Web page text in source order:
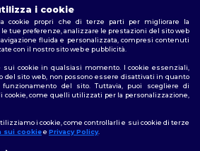
i diritti riservati
di personalizzazione|Informativa sulla
|Site Map
i cookie
cookie propri che di terze parti per migliorare la
tue preferenze, analizzare le prestazioni del sito web
fluida e personalizzata, compresi contenuti
con il nostro sito web e pubblicità.
cookie in qualsiasi momento. I cookie essenziali,
sito web, non possono essere disattivati in quanto
del sito. Tuttavia, puoi scegliere di
cookie, come quelli utilizzati per la personalizzazione,
i cookie, come controllarli e sui cookie di terze
sui cookiee Privacy Policy.